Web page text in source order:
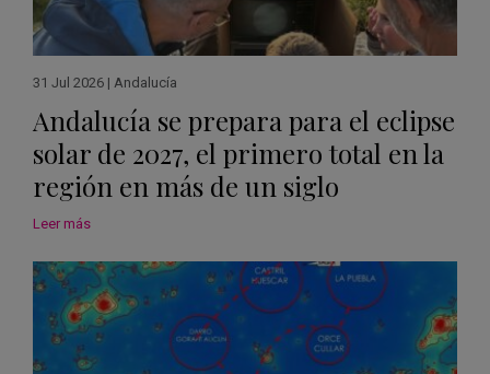
31 Jul 2026 | Andalucía
Andalucía se prepara para el eclipse
solar de 2027, el primero total en la
región en más de un siglo
Leer más